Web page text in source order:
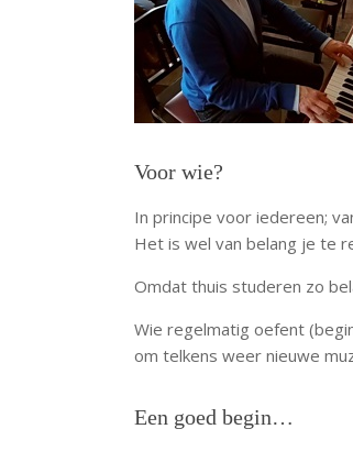
Voor wie?
In principe voor iedereen;
Het is wel van belang je te
Omdat thuis studeren zo
Wie regelmatig oefent
om telkens weer nieuwe
Een goed begin…